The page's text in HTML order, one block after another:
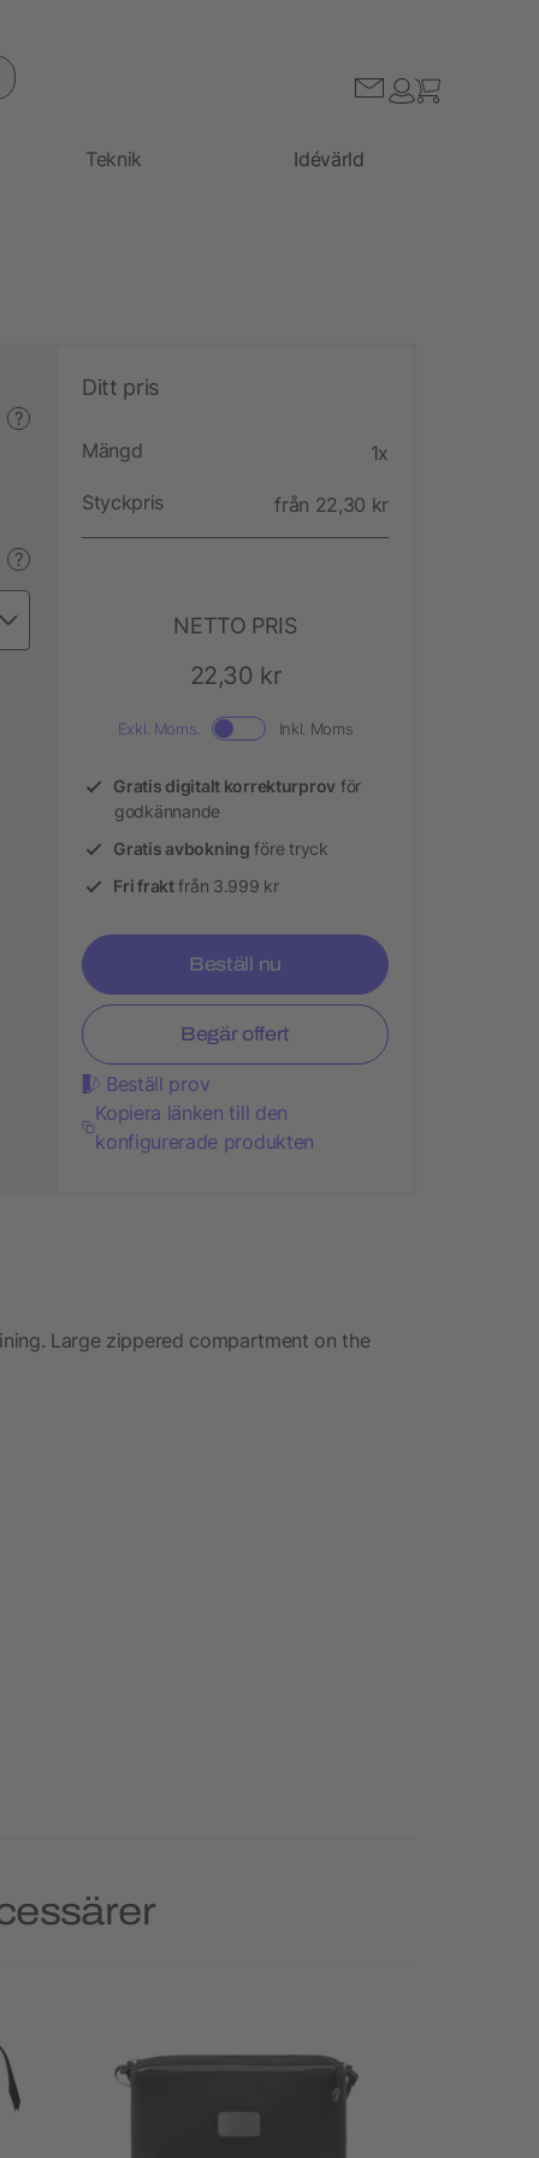
Teknik Idévärld
?
?
Ditt pris
Mängd 1x
Styckpris från 22,30 kr
NETTO PRIS
22,30 kr
Exkl. Moms. Inkl. Moms
Gratis digitalt korrekturprov för
godkännande
Gratis avbokning före tryck
Fri fraktfrån 3.999 kr
Beställ nu
Begär offert
Beställ prov
Kopiera länken till den
konfigurerade produkten
Large zippered compartment on the